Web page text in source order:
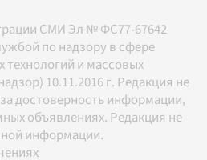
СМИ Эл № ФС77-67642
по надзору в сфере
и массовых
10.11.2016 г. Редакция не
достоверность информации,
объявлениях. Редакция не
информации.